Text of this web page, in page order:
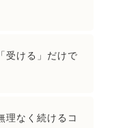
受ける」だけで
理なく続けるコ